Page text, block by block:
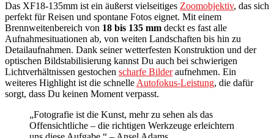
Das XF18-135mm ist ein äußerst vielseitiges Zoomobjektiv, das sich
perfekt für Reisen und spontane Fotos eignet. Mit einem
Brennweitenbereich von 18 bis 135 mm deckt es fast alle
Aufnahmesituationen ab, von weiten Landschaften bis hin zu
Detailaufnahmen. Dank seiner wetterfesten Konstruktion und der
optischen Bildstabilisierung kannst Du auch bei schwierigen
Lichtverhältnissen gestochen scharfe Bilderaufnehmen. Ein
weiteres Highlight ist die schnelle Autofokus-Leistung, die dafür
sorgt, dass Du keinen Moment verpasst.
„Fotografie ist die Kunst, mehr zu sehen als das
Offensichtliche – die richtigen Werkzeuge erleichtern